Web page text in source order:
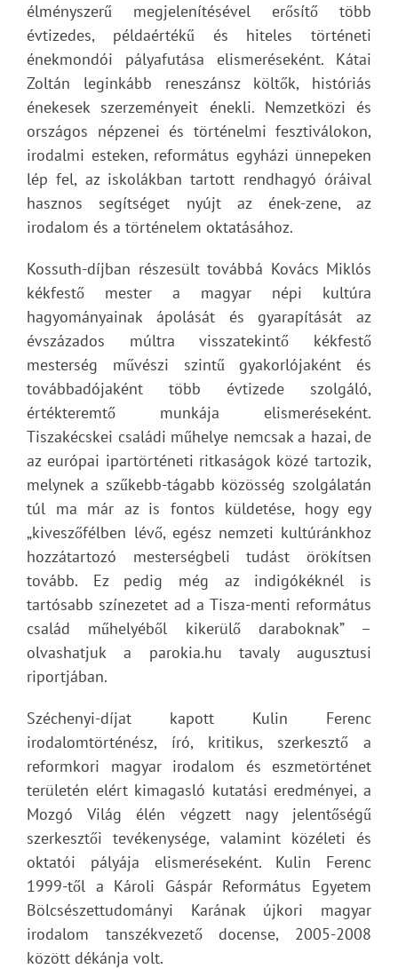
élményszerű megjelenítésével erősítő több
évtizedes, példaértékű és hiteles történeti
énekmondói pályafutása elismeréseként. Kátai
Zoltán leginkább reneszánsz költők, históriás
énekesek szerzeményeit énekli. Nemzetközi és
országos népzenei és történelmi fesztiválokon,
irodalmi esteken, református egyházi ünnepeken
lép fel, az iskolákban tartott rendhagyó óráival
hasznos segítséget nyújt az ének-zene, az
irodalom és a történelem oktatásához.
Kossuth-díjban részesült továbbá Kovács Miklós
kékfestő mester a magyar népi kultúra
hagyományainak ápolását és gyarapítását az
évszázados múltra visszatekintő kékfestő
mesterség művészi szintű gyakorlójaként és
továbbadójaként több évtizede szolgáló,
értékteremtő munkája elismeréseként.
Tiszakécskei családi műhelye nemcsak a hazai, de
az európai ipartörténeti ritkaságok közé tartozik,
melynek a szűkebb-tágabb közösség szolgálatán
túl ma már az is fontos küldetése, hogy egy
„kiveszőfélben lévő, egész nemzeti kultúránkhoz
hozzátartozó mesterségbeli tudást örökítsen
tovább. Ez pedig még az indigókéknél is
tartósabb színezetet ad a Tisza-menti református
család műhelyéből kikerülő daraboknak” –
olvashatjuk a parokia.hu tavaly augusztusi
riportjában.
Széchenyi-díjat kapott Kulin Ferenc
irodalomtörténész, író, kritikus, szerkesztő a
reformkori magyar irodalom és eszmetörténet
területén elért kimagasló kutatási eredményei, a
Mozgó Világ élén végzett nagy jelentőségű
szerkesztői tevékenysége, valamint közéleti és
oktatói pályája elismeréseként. Kulin Ferenc
1999-től a Károli Gáspár Református Egyetem
Bölcsészettudományi Karának újkori magyar
irodalom tanszékvezető docense, 2005-2008
között dékánja volt.